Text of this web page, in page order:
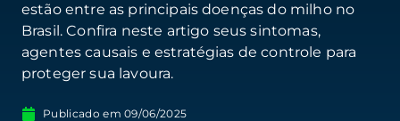
estão entre as principais doenças do milho no
Brasil. Confira neste artigo seus sintomas,
agentes causais e estratégias de controle para
proteger sua lavoura.
Publicado em 09/06/2025